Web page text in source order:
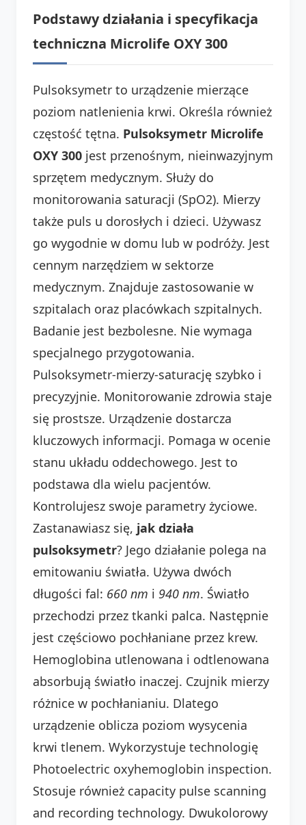
Podstawy działania i specyfikacja
techniczna Microlife OXY 300
Pulsoksymetr to urządzenie mierzące
poziom natlenienia krwi. Określa również
częstość tętna. Pulsoksymetr Microlife
OXY 300 jest przenośnym, nieinwazyjnym
sprzętem medycznym. Służy do
monitorowania saturacji (SpO2). Mierzy
także puls u dorosłych i dzieci. Używasz
go wygodnie w domu lub w podróży. Jest
cennym narzędziem w sektorze
medycznym. Znajduje zastosowanie w
szpitalach oraz placówkach szpitalnych.
Badanie jest bezbolesne. Nie wymaga
specjalnego przygotowania.
Pulsoksymetr-mierzy-saturację szybko i
precyzyjnie. Monitorowanie zdrowia staje
się prostsze. Urządzenie dostarcza
kluczowych informacji. Pomaga w ocenie
stanu układu oddechowego. Jest to
podstawa dla wielu pacjentów.
Kontrolujesz swoje parametry życiowe.
Zastanawiasz się, jak działa
pulsoksymetr? Jego działanie polega na
emitowaniu światła. Używa dwóch
długości fal: 660 nm i 940 nm. Światło
przechodzi przez tkanki palca. Następnie
jest częściowo pochłaniane przez krew.
Hemoglobina utlenowana i odtlenowana
absorbują światło inaczej. Czujnik mierzy
różnice w pochłanianiu. Dlatego
urządzenie oblicza poziom wysycenia
krwi tlenem. Wykorzystuje technologię
Photoelectric oxyhemoglobin inspection.
Stosuje również capacity pulse scanning
and recording technology. Dwukolorowy